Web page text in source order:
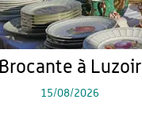
Brocante à Luzoir
15/08/2026